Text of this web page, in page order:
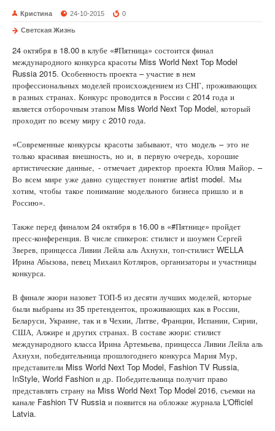
Кристина 24-10-2015 0
Светская Жизнь
24 октября в 18.00 в клубе «#Пятница» состоится финал
международного конкурса красоты Miss World Next Top Model
Russia 2015. Особенность проекта – участие в нем
профессиональных моделей происхождением из СНГ, проживающих
в разных странах. Конкурс проводится в России с 2014 года и
является отборочным этапом Miss World Next Top Model, который
проходит по всему миру с 2010 года.
«Современные конкурсы красоты забывают, что модель – это не
только красивая внешность, но и, в первую очередь, хорошие
артистические данные, - отмечает директор проекта Юлия Майор. –
Во всем мире уже давно существует понятие artist model. Мы
хотим, чтобы такое понимание модельного бизнеса пришло и в
Россию».
Также перед финалом 24 октября в 16.00 в «#Пятнице» пройдет
пресс-конференция. В числе спикеров: стилист и шоумен Сергей
Зверев, принцесса Ливии Лейла аль Ахнухн, топ-стилист WELLA
Ирина Абызова, певец Михаил Котляров, организаторы и участницы
конкурса.
В финале жюри назовет ТОП-5 из десяти лучших моделей, которые
были выбраны из 35 претенденток, проживающих как в России,
Беларуси, Украине, так и в Чехии, Литве, Франции, Испании, Сирии,
США, Алжире и других странах. В составе жюри: стилист
международного класса Ирина Артемьева, принцесса Ливии Лейла аль
Ахнухн, победительница прошлогоднего конкурса Мария Мур,
представители Miss World Next Top Model, Fashion TV Russia,
InStyle, World Fashion и др. Победительница получит право
представлять страну на Miss World Next Top Model 2016, съемки на
канале Fashion TV Russia и появится на обложке журнала L'Officiel
Latvia.